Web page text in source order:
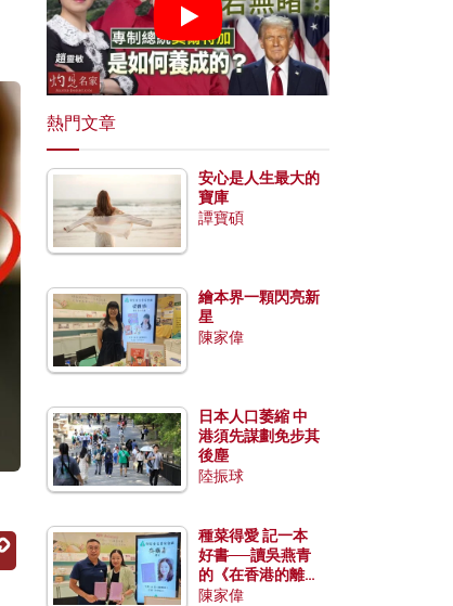
Copy
熱門文章
安心是人生最大的
寶庫
譚寶碩
繪本界一顆閃亮新
星
陳家偉
日本人口萎縮 中
港須先謀劃免步其
後塵
陸振球
種菜得愛 記一本
好書──讀吳燕青
的《在香港的離島
種菜》
陳家偉